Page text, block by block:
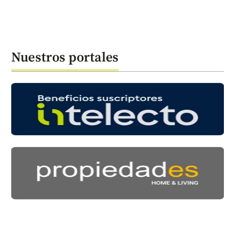
Nuestros portales